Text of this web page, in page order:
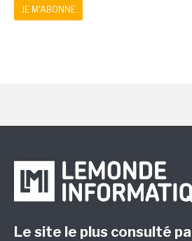
JE M'ABONNE
Le site le plus consulté